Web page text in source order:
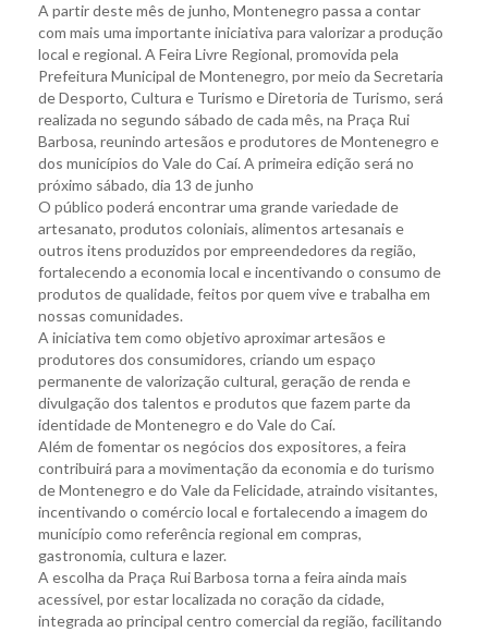
A partir deste mês de junho, Montenegro passa a contar
com mais uma importante iniciativa para valorizar a produção
local e regional. A Feira Livre Regional, promovida pela
Prefeitura Municipal de Montenegro, por meio da Secretaria
de Desporto, Cultura e Turismo e Diretoria de Turismo, será
realizada no segundo sábado de cada mês, na Praça Rui
Barbosa, reunindo artesãos e produtores de Montenegro e
dos municípios do Vale do Caí. A primeira edição será no
próximo sábado, dia 13 de junho
O público poderá encontrar uma grande variedade de
artesanato, produtos coloniais, alimentos artesanais e
outros itens produzidos por empreendedores da região,
fortalecendo a economia local e incentivando o consumo de
produtos de qualidade, feitos por quem vive e trabalha em
nossas comunidades.
A iniciativa tem como objetivo aproximar artesãos e
produtores dos consumidores, criando um espaço
permanente de valorização cultural, geração de renda e
divulgação dos talentos e produtos que fazem parte da
identidade de Montenegro e do Vale do Caí.
Além de fomentar os negócios dos expositores, a feira
contribuirá para a movimentação da economia e do turismo
de Montenegro e do Vale da Felicidade, atraindo visitantes,
incentivando o comércio local e fortalecendo a imagem do
município como referência regional em compras,
gastronomia, cultura e lazer.
A escolha da Praça Rui Barbosa torna a feira ainda mais
acessível, por estar localizada no coração da cidade,
integrada ao principal centro comercial da região, facilitando